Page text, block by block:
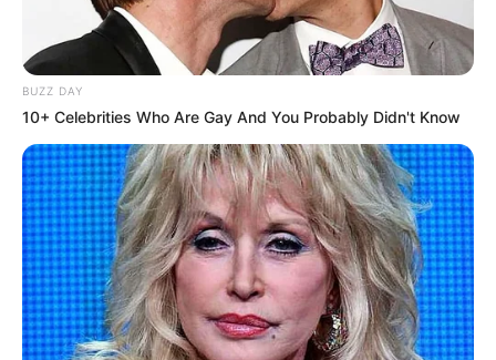
BUZZ DAY
10+ Celebrities Who Are Gay And You Probably Didn't Know